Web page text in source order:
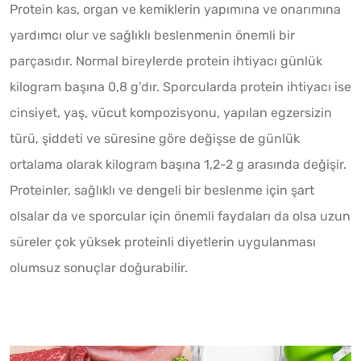
Protein kas, organ ve kemiklerin yapımına ve onarımına
yardımcı olur ve sağlıklı beslenmenin önemli bir
parçasıdır. Normal bireylerde protein ihtiyacı günlük
kilogram başına 0,8 g’dır. Sporcularda protein ihtiyacı ise
cinsiyet, yaş, vücut kompozisyonu, yapılan egzersizin
türü, şiddeti ve süresine göre değişse de günlük
ortalama olarak kilogram başına 1,2-2 g arasında değişir.
Proteinler, sağlıklı ve dengeli bir beslenme için şart
olsalar da ve sporcular için önemli faydaları da olsa uzun
süreler çok yüksek proteinli diyetlerin uygulanması
olumsuz sonuçlar doğurabilir.